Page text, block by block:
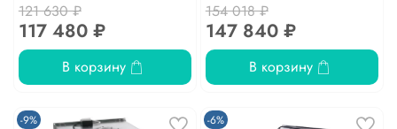
121 630 ₽
117 480 ₽
В корзину
154 018 ₽
147 840 ₽
В корзину
-9% -6%